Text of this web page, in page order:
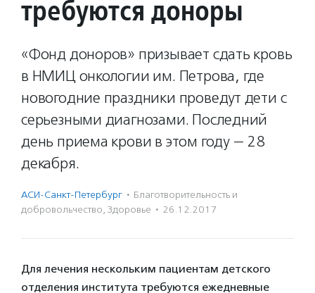
требуются доноры
«Фонд доноров» призывает сдать кровь
в НМИЦ онкологии им. Петрова, где
новогодние праздники проведут дети с
серьезными диагнозами. Последний
день приема крови в этом году — 28
декабря.
АСИ-Санкт-Петербург · Благотвори­тель­ность и
доброволь­чест­во, Здоровье · 26.12.2017
Для лечения нескольким пациентам детского
отделения института требуются ежедневные